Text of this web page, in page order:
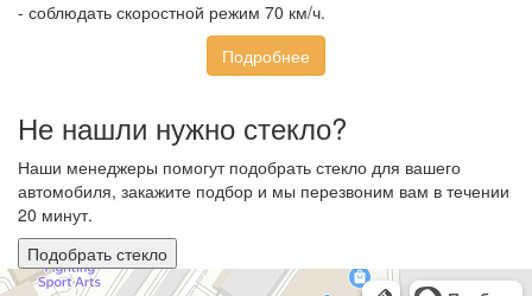
- соблюдать скоростной режим 70 км/ч.
Подробнее
Не нашли нужно стекло?
Наши менеджеры помогут подобрать стекло для вашего
автомобиля, закажите подбор и мы перезвоним вам в течении
20 минут.
Подобрать стекло